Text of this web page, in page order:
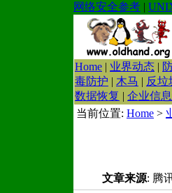
网络安全参考 |
Home | 业界动态 |
毒防护 | 木马 | 反垃
数据恢复 | 企业信
当前位置: Home >
文章来源: 腾